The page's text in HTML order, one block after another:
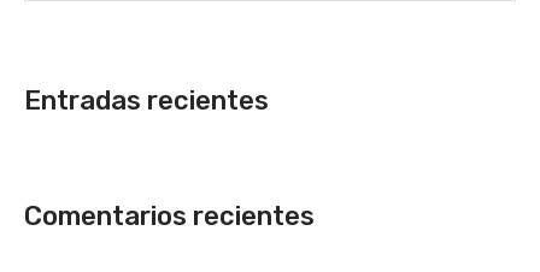
Entradas recientes
Comentarios recientes